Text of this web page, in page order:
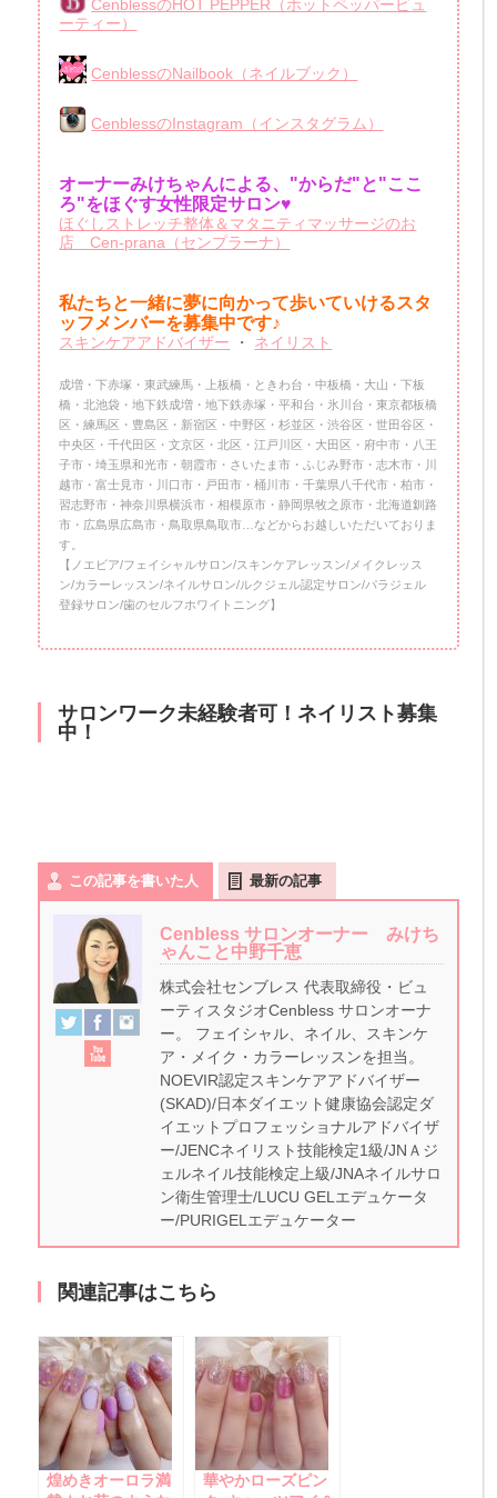
CenblessのHOT PEPPER（ホットペッパービュ
ーティー）
CenblessのNailbook（ネイルブック）
CenblessのInstagram（インスタグラム）
オーナーみけちゃんによる、"からだ"と"ここ
ろ"をほぐす女性限定サロン♥
ほぐしストレッチ整体＆マタニティマッサージのお
店 Cen-prana（センプラーナ）
私たちと一緒に夢に向かって歩いていけるスタ
ッフメンバーを募集中です♪
スキンケアアドバイザー ・ ネイリスト
成増・下赤塚・東武練馬・上板橋・ときわ台・中板橋・大山・下板
橋・北池袋・地下鉄成増・地下鉄赤塚・平和台・氷川台・東京都板橋
区・練馬区・豊島区・新宿区・中野区・杉並区・渋谷区・世田谷区・
中央区・千代田区・文京区・北区・江戸川区・大田区・府中市・八王
子市・埼玉県和光市・朝霞市・さいたま市・ふじみ野市・志木市・川
越市・富士見市・川口市・戸田市・桶川市・千葉県八千代市・柏市・
習志野市・神奈川県横浜市・相模原市・静岡県牧之原市・北海道釧路
市・広島県広島市・鳥取県鳥取市…などからお越しいただいておりま
す。
【ノエビア/フェイシャルサロン/スキンケアレッスン/メイクレッス
ン/カラーレッスン/ネイルサロン/ルクジェル認定サロン/パラジェル
登録サロン/歯のセルフホワイトニング】
サロンワーク未経験者可！ネイリスト募集
中！
この記事を書いた人 最新の記事
Cenbless サロンオーナー みけち
ゃんこと中野千恵
株式会社センブレス 代表取締役・ビュ
ーティスタジオCenbless サロンオーナ
ー。 フェイシャル、ネイル、スキンケ
ア・メイク・カラーレッスンを担当。
NOEVIR認定スキンケアアドバイザー
(SKAD)/日本ダイエット健康協会認定ダ
イエットプロフェッショナルアドバイザ
ー/JENCネイリスト技能検定1級/JNＡジ
ェルネイル技能検定上級/JNAネイルサロ
ン衛生管理士/LUCU GELエデュケータ
ー/PURIGELエデュケーター
関連記事はこちら
煌めきオーロラ満
華やかローズピン